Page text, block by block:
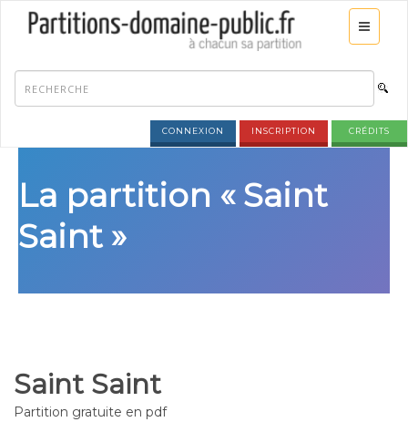
CONNEXION INSCRIPTION CRÉDITS
La partition « Saint
Saint »
Saint Saint
Partition gratuite en pdf